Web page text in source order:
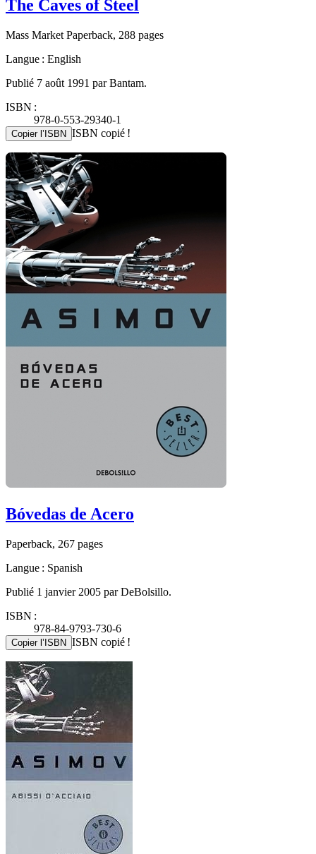
The Caves of Steel
Mass Market Paperback, 288 pages
Langue : English
Publié 7 août 1991 par Bantam.
ISBN :
978-0-553-29340-1
Copier l’ISBN ISBN copié !
Bóvedas de Acero
Paperback, 267 pages
Langue : Spanish
Publié 1 janvier 2005 par DeBolsillo.
ISBN :
978-84-9793-730-6
Copier l’ISBN ISBN copié !